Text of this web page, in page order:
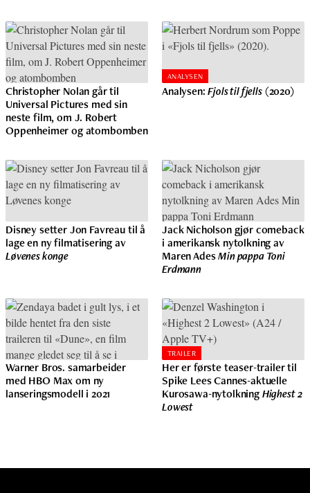
Christopher Nolan går til
Universal Pictures med sin
neste film, om J. Robert
Oppenheimer og atombomben
ANALYSEN
Analysen: Fjols til fjells(2020)
Disney setter Jon Favreau til å
lage en ny filmatisering av
Løvenes konge
Jack Nicholson gjør comeback
i amerikansk nytolkning av
Maren AdesMin pappa Toni
Erdmann
Warner Bros. samarbeider
med HBO Max om ny
lanseringsmodell i 2021
TRAILER
Her er første teaser-trailer til
Spike Lees Cannes-aktuelle
Kurosawa-nytolkningHighest 2
Lowest